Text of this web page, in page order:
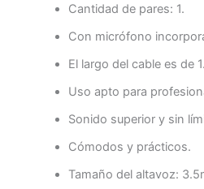
Cantidad de pares: 1.
Con micrófono
El largo del cable es de
Uso apto para
Sonido superior y sin
Cómodos y prácticos.
Tamaño del altavoz: